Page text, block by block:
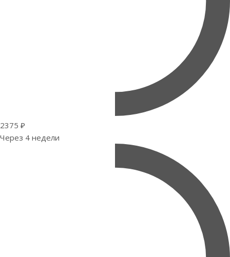
2375 ₽
Через 4 недели